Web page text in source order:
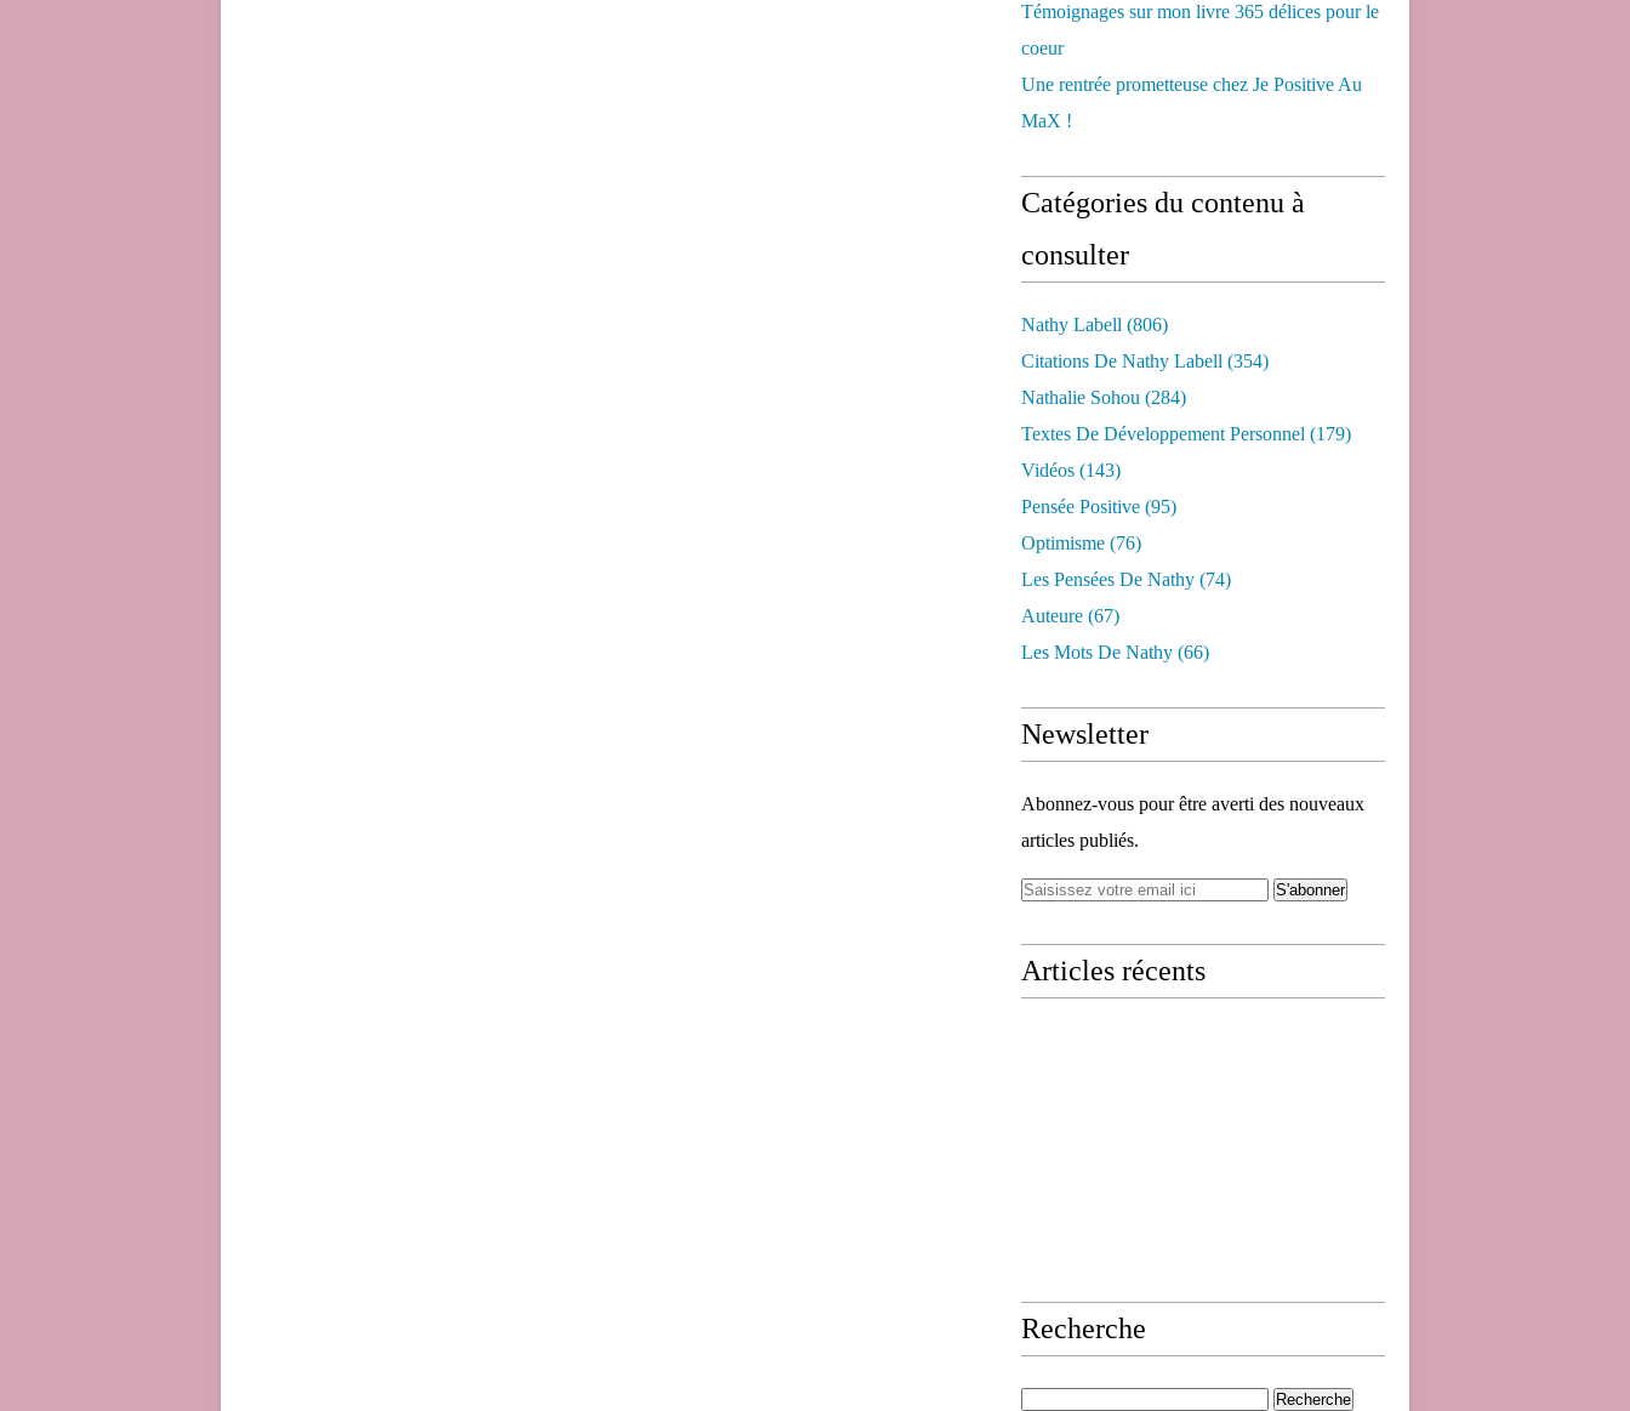
Témoignages sur mon livre 365 délices pour le
coeur
Une rentrée prometteuse chez Je Positive Au
MaX !
Catégories du contenu à
consulter
Nathy Labell (806)
Citations De Nathy Labell (354)
Nathalie Sohou (284)
Textes De Développement Personnel (179)
Vidéos (143)
Pensée Positive (95)
Optimisme (76)
Les Pensées De Nathy (74)
Auteure (67)
Les Mots De Nathy (66)
Newsletter
Abonnez-vous pour être averti des nouveaux
articles publiés.
Articles récents
Recherche